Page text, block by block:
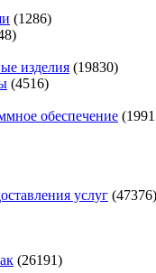
(1286)
изделия (19830)
(4516)
обеспечение
услуг (47376)
(26191)